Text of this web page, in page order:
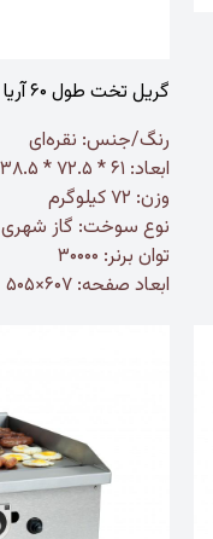
گریل تخت طول ۶۰ آریا
رنگ/جنس: نقره‌ای
ابعاد: ۶۱ * ۷۲.۵ * ۳۸.۵ سانتی متر
وزن: ۷۲ کیلوگرم
نوع سوخت: گاز شهری
توان برنر: ۳۰۰۰۰
ابعاد صفحه: ۶۰۷×۵۰۵